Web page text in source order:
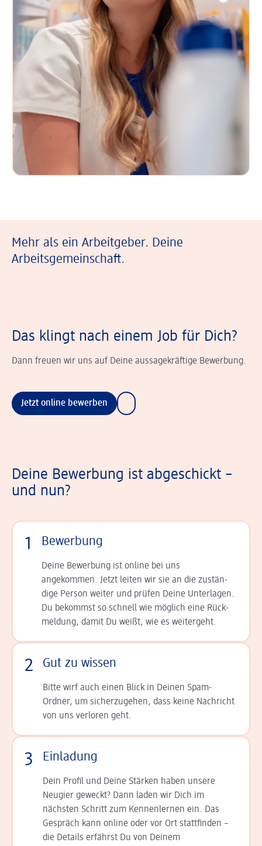
Mehr als ein Arbeitgeber. Deine
Arbeitsgemeinschaft.
Das klingt nach einem Job für Dich?
Dann freuen wir uns auf Deine aussagekräftige Bewerbung.
Jetzt online bewerben
Deine Bewerbung ist abgeschickt –
und nun?
1 Bewerbung
Deine Bewerbung ist online bei uns
angekommen. Jetzt leiten wir sie an die zu­stän­
dige Person weiter und prüfen Deine Unterlagen.
Du bekommst so schnell wie möglich eine Rück­
meldung, damit Du weißt, wie es weitergeht.
2 Gut zu wissen
Bitte wirf auch einen Blick in Deinen Spam-
Ordner, um sicherzugehen, dass keine Nachricht
von uns verloren geht.
3 Einladung
Dein Profil und Deine Stär­ken haben unsere
Neugier geweckt? Dann laden wir Dich im
nächsten Schritt zum Kennen­lernen ein. Das
Gespräch kann online oder vor Ort statt­finden –
die Details er­fährst Du von Deinem